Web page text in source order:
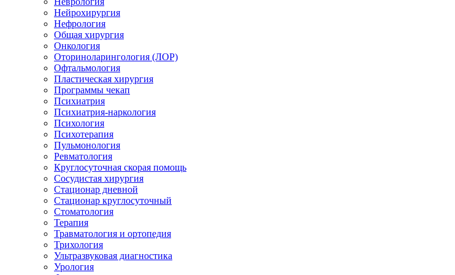
Нейрохирургия
Нефрология
Общая хирургия
Онкология
Оториноларингология (ЛОР)
Офтальмология
Пластическая хирургия
Программы чекап
Психиатрия
Психиатрия-наркология
Психология
Психотерапия
Пульмонология
Ревматология
Круглосуточная скорая помощь
Сосудистая хирургия
Стационар дневной
Стационар круглосуточный
Стоматология
Терапия
Травматология и ортопедия
Трихология
Ультразвуковая диагностика
Урология